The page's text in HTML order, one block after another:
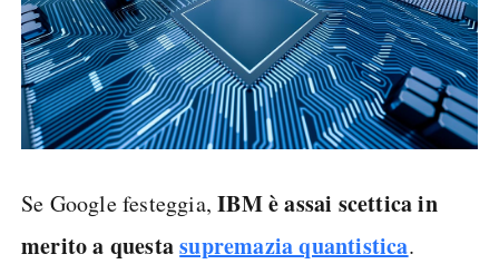
Se Google festeggia,IBM è assai scettica in
merito a questasupremazia quantistica.